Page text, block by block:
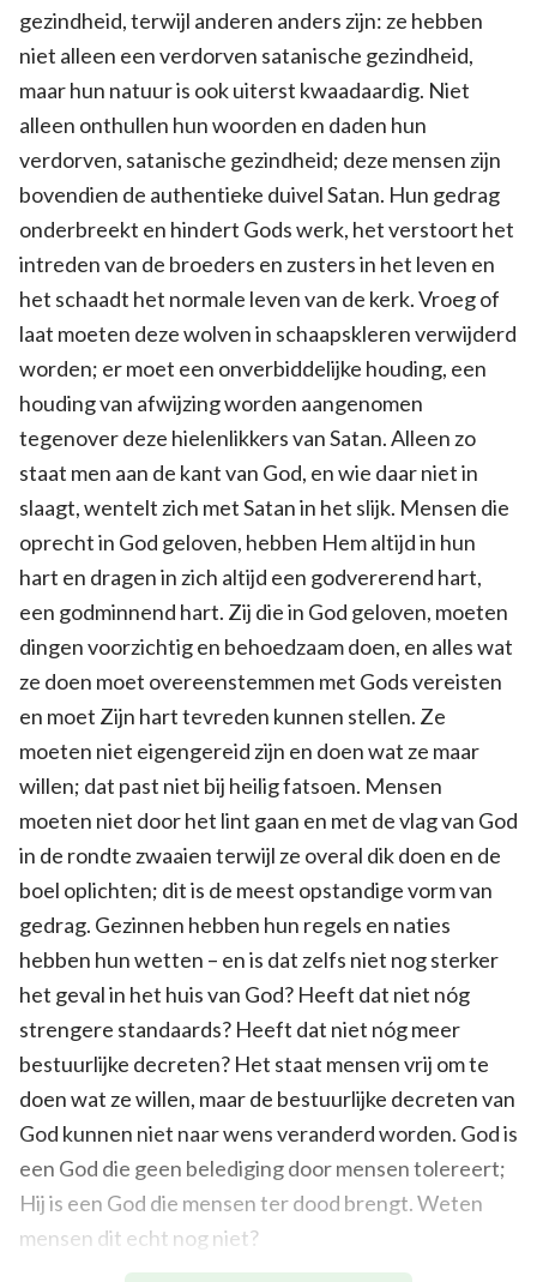
gezindheid, terwijl anderen anders zijn: ze hebben
niet alleen een verdorven satanische gezindheid,
maar hun natuur is ook uiterst kwaadaardig. Niet
alleen onthullen hun woorden en daden hun
verdorven, satanische gezindheid; deze mensen zijn
bovendien de authentieke duivel Satan. Hun gedrag
onderbreekt en hindert Gods werk, het verstoort het
intreden van de broeders en zusters in het leven en
het schaadt het normale leven van de kerk. Vroeg of
laat moeten deze wolven in schaapskleren verwijderd
worden; er moet een onverbiddelijke houding, een
houding van afwijzing worden aangenomen
tegenover deze hielenlikkers van Satan. Alleen zo
staat men aan de kant van God, en wie daar niet in
slaagt, wentelt zich met Satan in het slijk. Mensen die
oprecht in God geloven, hebben Hem altijd in hun
hart en dragen in zich altijd een godvererend hart,
een godminnend hart. Zij die in God geloven, moeten
dingen voorzichtig en behoedzaam doen, en alles wat
ze doen moet overeenstemmen met Gods vereisten
en moet Zijn hart tevreden kunnen stellen. Ze
moeten niet eigengereid zijn en doen wat ze maar
willen; dat past niet bij heilig fatsoen. Mensen
moeten niet door het lint gaan en met de vlag van God
in de rondte zwaaien terwijl ze overal dik doen en de
boel oplichten; dit is de meest opstandige vorm van
gedrag. Gezinnen hebben hun regels en naties
hebben hun wetten – en is dat zelfs niet nog sterker
het geval in het huis van God? Heeft dat niet nóg
strengere standaards? Heeft dat niet nóg meer
bestuurlijke decreten? Het staat mensen vrij om te
doen wat ze willen, maar de bestuurlijke decreten van
God kunnen niet naar wens veranderd worden. God is
een God die geen belediging door mensen tolereert;
Hij is een God die mensen ter dood brengt. Weten
mensen dit echt nog niet?